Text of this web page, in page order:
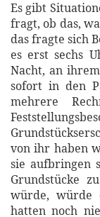
Es gibt
fragt, ob das,
das fragte sich
es erst sechs
Nacht, an
sofort in den
mehrere
von ihr haben
sie aufbringen
Grundstücke
würde, würde
hatten noch